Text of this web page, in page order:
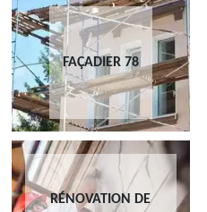
FAÇADIER 78
RÉNOVATION DE